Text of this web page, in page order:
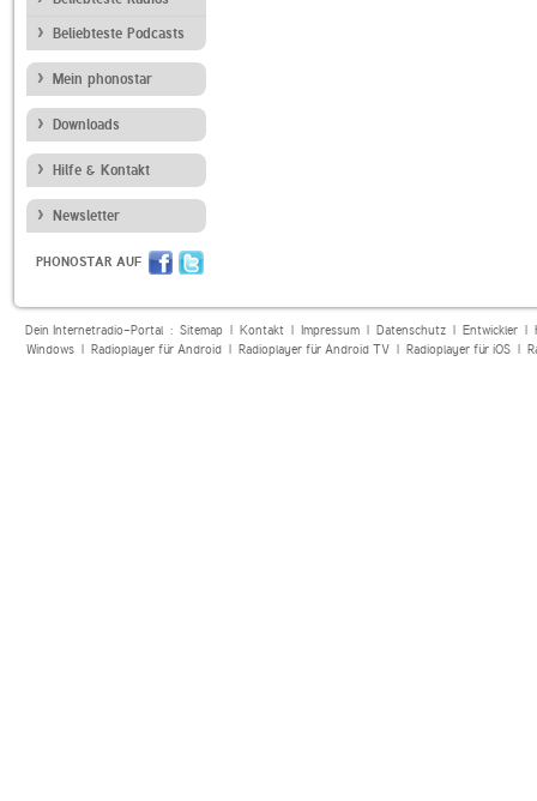
Beliebteste Podcasts
Mein phonostar
Downloads
Hilfe & Kontakt
Newsletter
PHONOSTAR AUF
Dein Internetradio-Portal : Sitemap| Kontakt| Impressum| Datenschutz| Entwickler|
Windows| Radioplayer für Android| Radioplayer für Android TV| Radioplayer für iOS|